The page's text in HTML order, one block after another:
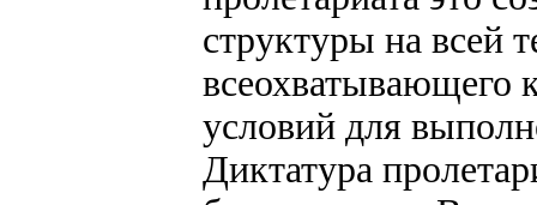
структуры на всей
всеохватывающего
условий для
Диктатура